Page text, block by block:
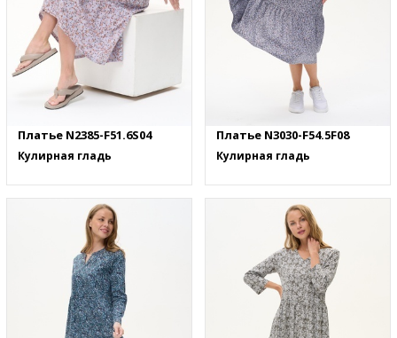
Платье N2385-F51.6S04
Кулирная гладь
Платье N3030-F54.5F08
Кулирная гладь